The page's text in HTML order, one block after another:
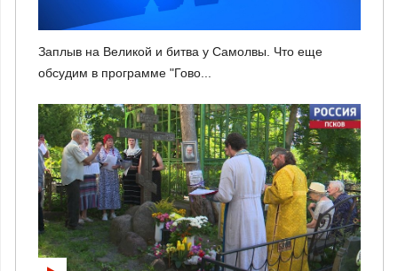
Заплыв на Великой и битва у Самолвы. Что еще
обсудим в программе "Гово...